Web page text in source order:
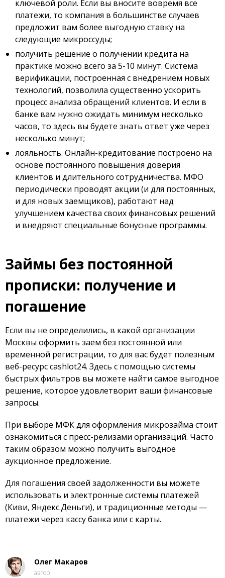
ключевой роли. Если вы вносите вовремя все
платежи, то компания в большинстве случаев
предложит вам более выгодную ставку на
следующие микроссуды;
получить решение о получении кредита на
практике можно всего за 5-10 минут. Система
верификации, построенная с внедрением новых
технологий, позволила существенно ускорить
процесс анализа обращений клиентов. И если в
банке вам нужно ожидать минимум несколько
часов, то здесь вы будете знать ответ уже через
несколько минут;
лояльность. Онлайн-кредитование построено на
основе постоянного повышения доверия
клиентов и длительного сотрудничества. МФО
периодически проводят акции (и для постоянных,
и для новых заемщиков), работают над
улучшением качества своих финансовых решений
и внедряют специальные бонусные программы.
Займы без постоянной
прописки: получение и
погашение
Если вы не определились, в какой организации
Москвы оформить заем без постоянной или
временной регистрации, то для вас будет полезным
веб-ресурс cashlot24. Здесь с помощью системы
быстрых фильтров вы можете найти самое выгодное
решение, которое удовлетворит ваши финансовые
запросы.
При выборе МФК для оформления микрозайма стоит
ознакомиться с пресс-релизами организаций. Часто
таким образом можно получить выгодное
аукционное предложение.
Для погашения своей задолженности вы можете
использовать и электронные системы платежей
(Киви, Яндекс.Деньги), и традиционные методы —
платежи через кассу банка или с карты.
Олег Макаров
автор